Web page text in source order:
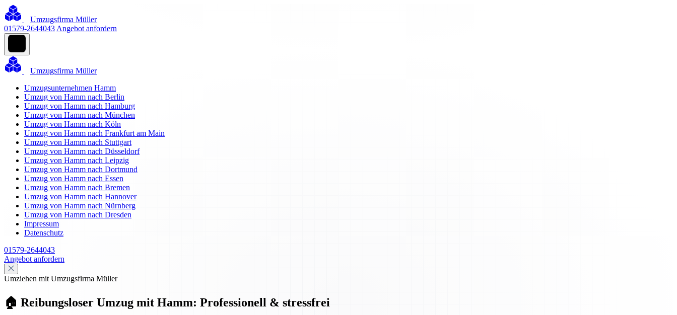
Umzugsfirma Müller
01579-2644043 Angebot anfordern
Umzugsfirma Müller
Umzugsunternehmen Hamm
Umzug von Hamm nach Berlin
Umzug von Hamm nach Hamburg
Umzug von Hamm nach München
Umzug von Hamm nach Köln
Umzug von Hamm nach Frankfurt am Main
Umzug von Hamm nach Stuttgart
Umzug von Hamm nach Düsseldorf
Umzug von Hamm nach Leipzig
Umzug von Hamm nach Dortmund
Umzug von Hamm nach Essen
Umzug von Hamm nach Bremen
Umzug von Hamm nach Hannover
Umzug von Hamm nach Nürnberg
Umzug von Hamm nach Dresden
Impressum
Datenschutz
01579-2644043
Angebot anfordern
Umziehen mit Umzugsfirma Müller
🏠 Reibungsloser Umzug mit Hamm: Professionell & stressfrei